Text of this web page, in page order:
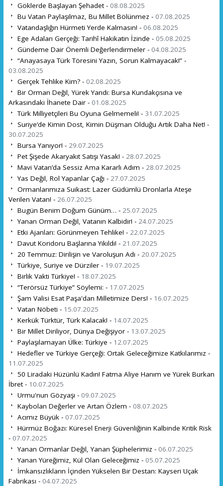
Göklerde Başlayan Şehadet - 08.08.2025
Bu Vatan Paylaşılmaz, Bu Millet Bölünmez - 07.08.2025
Vatandaşlığın Hürmeti Yerde Kalmasın! - 06.08.2025
Ege Adaları Gerçeği: Tarihî Hakikatin İzinde - 05.08.2025
Gündeme Dair Önemli Değerlendirmeler - 04.08.2025
“Anayasaya Türk Töresini Yazın, Sorun Kalmayacak!” -
03.08.2025
Gerçek Tehlike Kim? - 02.08.2025
Bir Orman Değil, Yürek Yandı: Bursa Kundakçısına ve
Arkasındaki İhanete Dair - 01.08.2025
Türk Milliyetçileri Bu Oyuna Gelmemeli! - 31.07.2025
Suriye’de Kimin Dost, Kimin Düşman Olduğu Artık Daha Net! -
30.07.2025
Bursa Yanıyor! - 29.07.2025
Pet Şişede Akaryakıt Satışı Yasak! - 28.07.2025
Mavi Vatan’da Sessiz Ama Kararlı Adım - 28.07.2025
Yas Değil, Rol Yapanlar Çağı - 27.07.2025
Ormanlarımıza Suikast: Lazer Güdümlü Dronlarla Ateşe
Verilen Vatan! - 26.07.2025
Bugün Benim Doğum Günüm… - 25.07.2025
Yanan Orman Değil, Vatanın Kalbidir! - 24.07.2025
Etki Ajanları: Görünmeyen Tehlike! - 22.07.2025
Davut Koridoru Başlarına Yıkıldı! - 21.07.2025
20 Temmuz: Dirilişin ve Varoluşun Adı - 20.07.2025
Türkiye, Suriye ve Dürziler - 19.07.2025
Birlik Vakti Türkiye! - 18.07.2025
“Terörsüz Türkiye” Söylemi: - 17.07.2025
Şam Valisi Esat Paşa'dan Milletimize Ders! - 16.07.2025
Vatan Nöbeti - 15.07.2025
Kerkük Türktür, Türk Kalacak! - 14.07.2025
Bir Millet Diriliyor, Dünya Değişiyor - 13.07.2025
Paylaşılamayan Ülke: Türkiye - 12.07.2025
Hedefler ve Türkiye Gerçeği: Ortak Geleceğimize Katkılarımız -
11.07.2025
50 Liradaki Hüzünlü Kadın! Fatma Aliye Hanım ve Yürek Burkan
İbret - 10.07.2025
Urmu'nun Gözyaşı - 09.07.2025
Kaybolan Değerler ve Artan Özlem - 08.07.2025
Acımız Büyük - 07.07.2025
Hürmüz Boğazı: Küresel Enerji Güvenliğinin Kalbinde Kritik Risk
- 07.07.2025
Yanan Ormanlar Değil, Yanan Şüphelerimiz - 06.07.2025
Yanan Yüreğimiz, Kül Olan Geleceğimiz - 05.07.2025
İmkansızlıkların İçinden Yükselen Bir Destan: Kayseri Uçak
Fabrikası - 04.07.2025